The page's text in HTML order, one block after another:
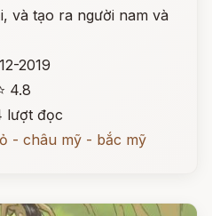
và tạo ra người nam và
2019
4.8
lượt đọc
- châu mỹ - bắc mỹ